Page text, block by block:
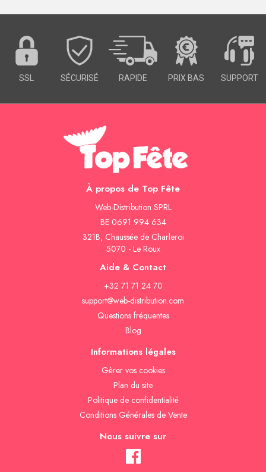
SSL SÉCURISÉ RAPIDE PRIX BAS SUPPORT
À propos de Top Fête
Web-Distribution SPRL
BE 0691 994 634
321B, Chaussée de Charleroi
5070 - Le Roux
Aide & Contact
+32 71 71 24 70
support@web-distribution.com
Questions fréquentes
Blog
Informations légales
Gèrer vos cookies
Plan du site
Politique de confidentialité
Conditions Générales de Vente
Nous suivre sur